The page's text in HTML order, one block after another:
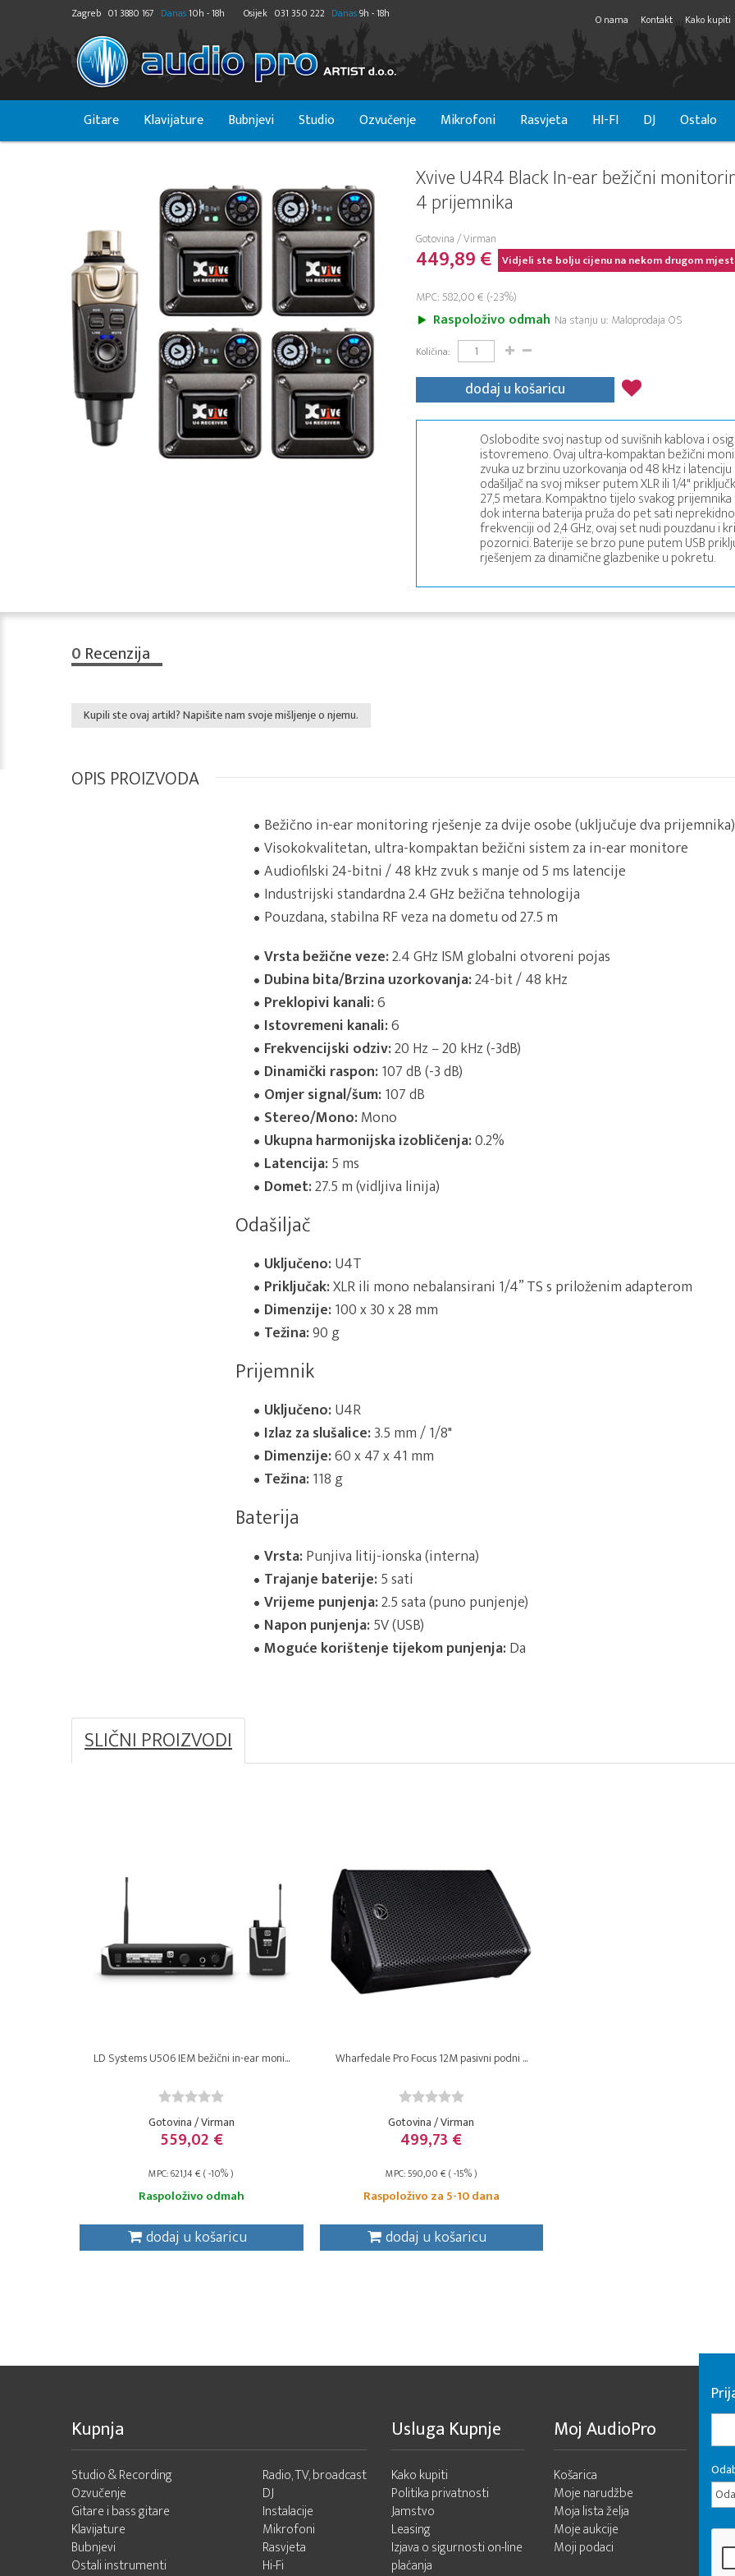
Zagreb 01 3880 167 Danas10h - 18h Osijek 031 350 222 Danas9h - 18h O nama Kontakt Kako kupiti
Gitare Klavijature Bubnjevi Studio Ozvučenje Mikrofoni Rasvjeta HI-FI DJ Ostalo
Xvive U4R4 Black In-ear bežični
4 prijemnika
Gotovina / Virman
449,89 € Vidjeli ste bolju cijenu na nekom drugom
MPC: 582,00 € (-23%)
Raspoloživo odmah Na stanju u: Maloprodaja OS
Količina:
dodaj u košaricu
Oslobodite svoj nastup od suvišnih kablova i
istovremeno. Ovaj ultra-kompaktan bežični
zvuka uz brzinu uzorkovanja od 48 kHz i
odašiljač na svoj mikser putem XLR ili 1/4"
27,5 metara. Kompaktno tijelo svakog
dok interna baterija pruža do pet sati
frekvenciji od 2,4 GHz, ovaj set nudi pouzdanu i
pozornici. Baterije se brzo pune putem USB
rješenjem za dinamične glazbenike u pokretu.
0 Recenzija
Kupili ste ovaj artikl? Napišite nam svoje mišljenje o njemu.
OPIS PROIZVODA
Bežično in-ear monitoring rješenje za dvije osobe (uključuje dva prijemnika)
Visokokvalitetan, ultra-kompaktan bežični sistem za in-ear monitore
Audiofilski 24-bitni / 48 kHz zvuk s manje od 5 ms latencije
Industrijski standardna 2.4 GHz bežična tehnologija
Pouzdana, stabilna RF veza na dometu od 27.5 m
Vrsta bežične veze:2.4 GHz ISM globalni otvoreni pojas
Dubina bita/Brzina uzorkovanja:24-bit / 48 kHz
Preklopivi kanali:6
Istovremeni kanali:6
Frekvencijski odziv:20 Hz – 20 kHz (-3dB)
Dinamički raspon:107 dB (-3 dB)
Omjer signal/šum:107 dB
Stereo/Mono:Mono
Ukupna harmonijska izobličenja:0.2%
Latencija:5 ms
Domet:27.5 m (vidljiva linija)
Odašiljač
Uključeno:U4T
Priključak:XLR ili mono nebalansirani 1/4” TS s priloženim adapterom
Dimenzije:100 x 30 x 28 mm
Težina:90 g
Prijemnik
Uključeno:U4R
Izlaz za slušalice:3.5 mm / 1/8"
Dimenzije:60 x 47 x 41 mm
Težina:118 g
Baterija
Vrsta:Punjiva litij-ionska (interna)
Trajanje baterije:5 sati
Vrijeme punjenja:2.5 sata (puno punjenje)
Napon punjenja:5V (USB)
Moguće korištenje tijekom punjenja:Da
SLIČNI PROIZVODI
LD Systems U506 IEM bežični in-ear moni...
Gotovina / Virman
559,02 €
MPC: 621,14 € ( -10% )
Raspoloživo odmah
dodaj u košaricu
Wharfedale Pro Focus 12M pasivni podni ...
Gotovina / Virman
499,73 €
MPC: 590,00 € ( -15% )
Raspoloživo za 5-10 dana
dodaj u košaricu
Kupnja
Studio & Recording
Ozvučenje
Gitare i bass gitare
Klavijature
Bubnjevi
Ostali instrumenti
Radio, TV, broadcast
DJ
Instalacije
Mikrofoni
Rasvjeta
Hi-Fi
Usluga Kupnje
Kako kupiti
Politika privatnosti
Jamstvo
Leasing
Izjava o sigurnosti on-line
plaćanja
Moj AudioPro
Košarica
Moje narudžbe
Moja lista želja
Moje aukcije
Moji podaci